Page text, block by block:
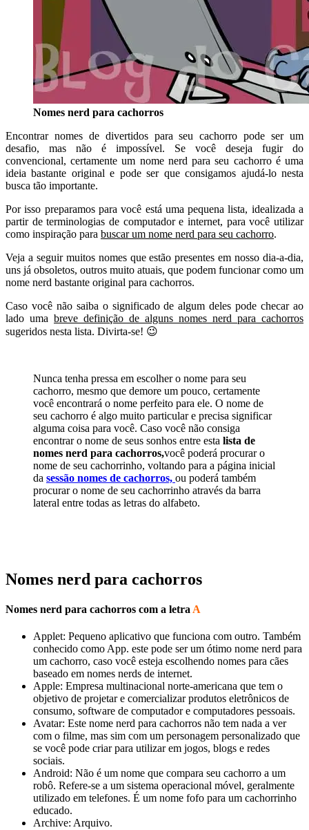
Nomes nerd para cachorros
Encontrar nomes de divertidos para seu cachorro pode ser um
desafio, mas não é impossível. Se você deseja fugir do
convencional, certamente um nome nerd para seu cachorro é uma
ideia bastante original e pode ser que consigamos ajudá-lo nesta
busca tão importante.
Por isso preparamos para você está uma pequena lista, idealizada a
partir de terminologias de computador e internet, para você utilizar
como inspiração para buscar um nome nerd para seu cachorro.
Veja a seguir muitos nomes que estão presentes em nosso dia-a-dia,
uns já obsoletos, outros muito atuais, que podem funcionar como um
nome nerd bastante original para cachorros.
Caso você não saiba o significado de algum deles pode checar ao
lado uma breve definição de alguns nomes nerd para cachorros
sugeridos nesta lista. Divirta-se! 😉
Nunca tenha pressa em escolher o nome para seu
cachorro, mesmo que demore um pouco, certamente
você encontrará o nome perfeito para ele. O nome de
seu cachorro é algo muito particular e precisa significar
alguma coisa para você. Caso você não consiga
encontrar o nome de seus sonhos entre esta lista de
nomes nerd para cachorros,você poderá procurar o
nome de seu cachorrinho, voltando para a página inicial
da sessão nomes de cachorros, ou poderá também
procurar o nome de seu cachorrinho através da barra
lateral entre todas as letras do alfabeto.
Nomes nerd para cachorros
Nomes nerd para cachorros com a letra A
Applet: Pequeno aplicativo que funciona com outro. Também
conhecido como App. este pode ser um ótimo nome nerd para
um cachorro, caso você esteja escolhendo nomes para cães
baseado em nomes nerds de internet.
Apple: Empresa multinacional norte-americana que tem o
objetivo de projetar e comercializar produtos eletrônicos de
consumo, software de computador e computadores pessoais.
Avatar: Este nome nerd para cachorros não tem nada a ver
com o filme, mas sim com um personagem personalizado que
se você pode criar para utilizar em jogos, blogs e redes
sociais.
Android: Não é um nome que compara seu cachorro a um
robô. Refere-se a um sistema operacional móvel, geralmente
utilizado em telefones. É um nome fofo para um cachorrinho
educado.
Archive: Arquivo.